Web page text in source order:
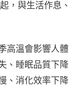
，與生活作息
高溫會影響人
、睡眠品質下
、消化效率下